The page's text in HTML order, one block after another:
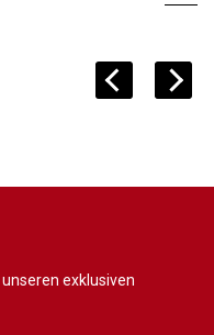
exklusiven